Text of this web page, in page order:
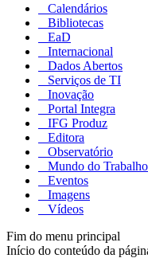
Calendários
Bibliotecas
EaD
Internacional
Dados Abertos
Serviços de TI
Inovação
Portal Integra
IFG Produz
Editora
Observatório
Mundo do Trabalho
Eventos
Imagens
Vídeos
Fim do menu principal
Início do conteúdo da